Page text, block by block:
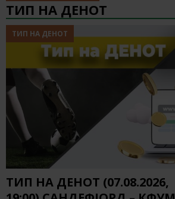
ТИП НА ДЕНОТ
ТИП НА ДЕНОТ
ТИП НА ДЕНОТ (07.08.2026,